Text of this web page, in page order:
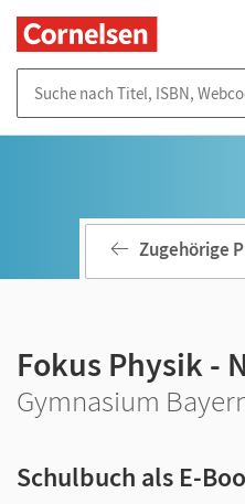
Zugehörige
Fokus Physik -
Gymnasium
Schulbuch als E-